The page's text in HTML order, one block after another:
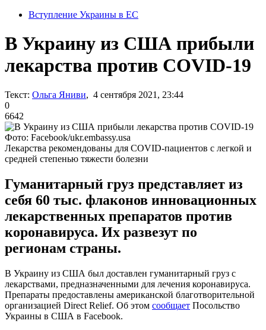
Вступление Украины в ЕС
В Украину из США прибыли
лекарства против COVID-19
Текст: Ольга Яниви, 4 сентября 2021, 23:44
0
6642
Фото: Facebook/ukr.embassy.usa
Лекарства рекомендованы для COVID-пациентов с легкой и
средней степенью тяжести болезни
Гуманитарный груз представляет из
себя 60 тыс. флаконов инновационных
лекарственных препаратов против
коронавируса. Их развезут по
регионам страны.
В Украину из США был доставлен гуманитарный груз с
лекарствами, предназначенными для лечения коронавируса.
Препараты предоставлены американской благотворительной
организацией Direct Relief. Об этом сообщает Посольство
Украины в США в Facebook.